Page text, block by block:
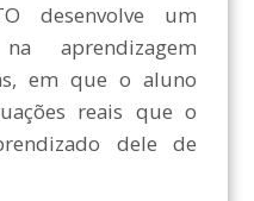
desenvolve um
aprendizagem
em que o aluno
reais que o
dele de